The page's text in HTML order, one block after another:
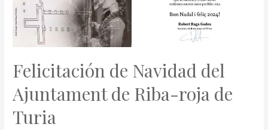
Felicitación de Navidad del
Ajuntament de Riba-roja de
Turia